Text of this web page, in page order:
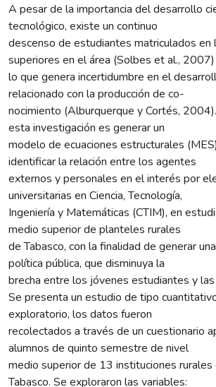
A pesar de la importancia del desarrollo
tecnológico, existe un continuo
descenso de estudiantes matriculados en
superiores en el área (Solbes et al., 2007)
lo que genera incertidumbre en el
relacionado con la producción de co-
nocimiento (Alburquerque y Cortés,
esta investigación es generar un
modelo de ecuaciones estructurales
identificar la relación entre los agentes
externos y personales en el interés por
universitarias en Ciencia, Tecnología,
Ingeniería y Matemáticas (CTIM), en
medio superior de planteles rurales
de Tabasco, con la finalidad de generar
política pública, que disminuya la
brecha entre los jóvenes estudiantes y las
Se presenta un estudio de tipo
exploratorio, los datos fueron
recolectados a través de un cuestionario
alumnos de quinto semestre de nivel
medio superior de 13 instituciones
Tabasco. Se exploraron las variables: